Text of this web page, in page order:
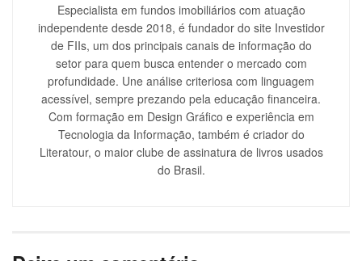
Especialista em fundos imobiliários com atuação
independente desde 2018, é fundador do site Investidor
de FIIs, um dos principais canais de informação do
setor para quem busca entender o mercado com
profundidade. Une análise criteriosa com linguagem
acessível, sempre prezando pela educação financeira.
Com formação em Design Gráfico e experiência em
Tecnologia da Informação, também é criador do
Literatour, o maior clube de assinatura de livros usados
do Brasil.